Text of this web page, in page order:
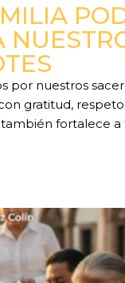
por nuestros
gratitud, respeto
fortalece a